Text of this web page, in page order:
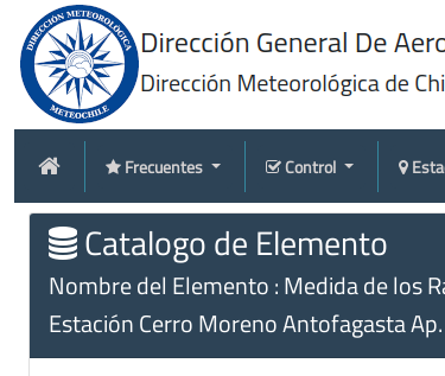
Frecuentes Control
Catalogo de Elemento
Nombre del Elemento : Medida de los
Estación Cerro Moreno Antofagasta